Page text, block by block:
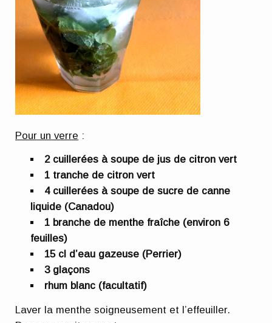
Pour un verre :
2 cuillerées à soupe de jus de citron vert
1 tranche de citron vert
4 cuillerées à soupe de sucre de canne
liquide (Canadou)
1 branche de menthe fraîche (environ 6
feuilles)
15 cl d’eau gazeuse (Perrier)
3 glaçons
rhum blanc (facultatif)
Laver la menthe soigneusement et l’effeuiller.